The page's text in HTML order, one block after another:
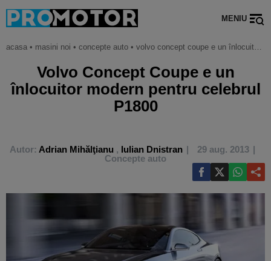
MENIU
acasa • masini noi • concepte auto • volvo concept coupe e un înlocuitor modern pentru celebrul p1800
Volvo Concept Coupe e un
înlocuitor modern pentru celebrul
P1800
Autor: Adrian Mihălţianu , Iulian Dnistran
29 aug. 2013
Concepte auto